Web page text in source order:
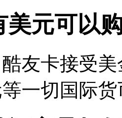
美元可以
友卡接受
一切国际